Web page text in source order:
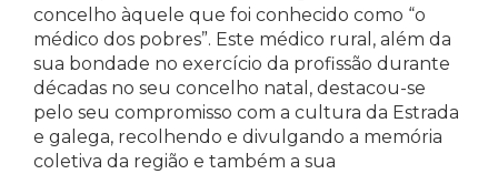
concelho àquele que foi conhecido como “o
médico dos pobres”. Este médico rural, além da
sua bondade no exercício da profissão durante
décadas no seu concelho natal, destacou-se
pelo seu compromisso com a cultura da Estrada
e galega, recolhendo e divulgando a memória
coletiva da região e também a sua